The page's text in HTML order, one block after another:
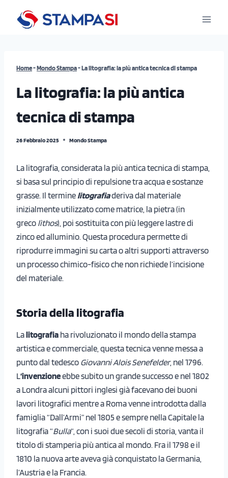
Home-Mondo Stampa-La litografia: la più antica tecnica di stampa
La litografia: la più antica
tecnica di stampa
26 Febbraio 2025 Mondo Stampa
La litografia, considerata la più antica tecnica di stampa,
si basa sul principio di repulsione tra acqua e sostanze
grasse. Il termine litografiaderiva dal materiale
inizialmente utilizzato come matrice, la pietra (in
greco lìthos), poi sostituita con più leggere lastre di
zinco ed alluminio. Questa procedura permette di
riprodurre immagini su carta o altri supporti attraverso
un processo chimico-fisico che non richiede l’incisione
del materiale.
Storia della litografia
Lalitografia ha rivoluzionato il mondo della stampa
artistica e commerciale, questa tecnica venne messa a
punto dal tedesco Giovanni Alois Senefelder, nel 1796.
L‘invenzioneebbe subito un grande successo e nel 1802
a Londra alcuni pittori inglesi già facevano dei buoni
lavori litografici mentre a Roma venne introdotta dalla
famiglia “Dall’Armi” nel 1805 e sempre nella Capitale la
litografia “Bulla“, con i suoi due secoli di storia, vanta il
titolo di stamperia più antica al mondo. Fra il 1798 e il
1810 la nuova arte aveva già conquistato la Germania,
l’Austria e la Francia.